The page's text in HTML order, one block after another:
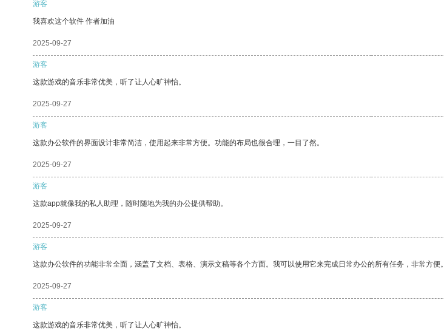
游客
我喜欢这个软件 作者加油
2025-09-27
游客
这款游戏的音乐非常优美，听了让人心旷神怡。
2025-09-27
游客
这款办公软件的界面设计非常简洁，使用起来非常方便。功能的布局也很合理，一目了然。
2025-09-27
游客
这款app就像我的私人助理，随时随地为我的办公提供帮助。
2025-09-27
游客
这款办公软件的功能非常全面，涵盖了文档、表格、演示文稿等各个方面。我可以使用它来完成日常办公的所有任务，非常方便。
2025-09-27
游客
这款游戏的音乐非常优美，听了让人心旷神怡。